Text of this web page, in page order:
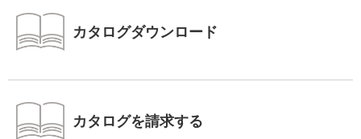
カタログダウンロード
カタログを請求する